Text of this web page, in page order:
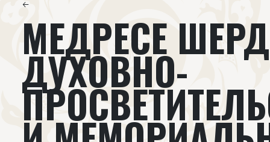
Авторы Всемирное общество
Издательство
Проекты Подкасты
Книги Видеолекторий
←
МЕДРЕСЕ
ДУХОВНО-